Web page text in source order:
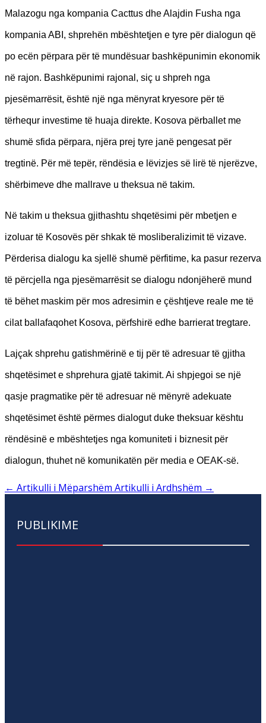
Malazogu nga kompania Cacttus dhe Alajdin Fusha nga
kompania ABI, shprehën mbështetjen e tyre për dialogun që
po ecën përpara për të mundësuar bashkëpunimin ekonomik
në rajon. Bashkëpunimi rajonal, siç u shpreh nga
pjesëmarrësit, është një nga mënyrat kryesore për të
tërhequr investime të huaja direkte. Kosova përballet me
shumë sfida përpara, njëra prej tyre janë pengesat për
tregtinë. Për më tepër, rëndësia e lëvizjes së lirë të njerëzve,
shërbimeve dhe mallrave u theksua në takim.
Në takim u theksua gjithashtu shqetësimi për mbetjen e
izoluar të Kosovës për shkak të mosliberalizimit të vizave.
Përderisa dialogu ka sjellë shumë përfitime, ka pasur rezerva
të përcjella nga pjesëmarrësit se dialogu ndonjëherë mund
të bëhet maskim për mos adresimin e çështjeve reale me të
cilat ballafaqohet Kosova, përfshirë edhe barrierat tregtare.
Lajçak shprehu gatishmërinë e tij për të adresuar të gjitha
shqetësimet e shprehura gjatë takimit. Ai shpjegoi se një
qasje pragmatike për të adresuar në mënyrë adekuate
shqetësimet është përmes dialogut duke theksuar kështu
rëndësinë e mbështetjes nga komuniteti i biznesit për
dialogun, thuhet në komunikatën për media e OEAK-së.
← Artikulli i Mëparshëm Artikulli i Ardhshëm →
PUBLIKIME